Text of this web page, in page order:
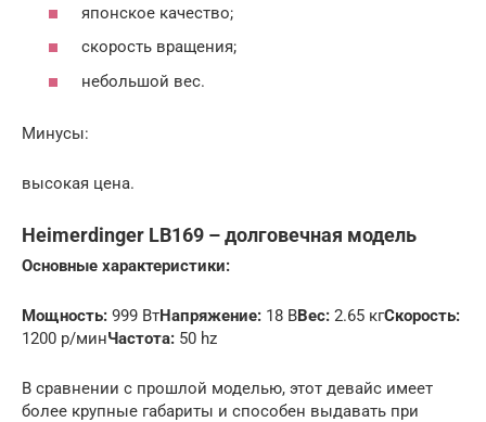
японское качество;
скорость вращения;
небольшой вес.
Минусы:
высокая цена.
Heimerdinger LB169 – долговечная модель
Основные характеристики:
Мощность: 999 ВтНапряжение: 18 ВВес: 2.65 кгСкорость:
1200 р/минЧастота: 50 hz
В сравнении с прошлой моделью, этот девайс имеет
более крупные габариты и способен выдавать при